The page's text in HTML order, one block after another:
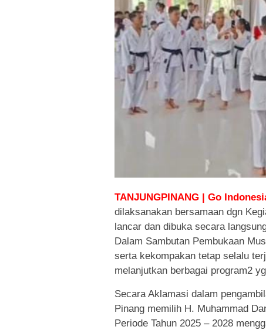
TANJUNGPINANG | Go
dilaksanakan bersamaan dgn
lancar dan dibuka secara
Dalam Sambutan Pembukaan
serta kekompakan tetap selalu
melanjutkan berbagai program2
Secara Aklamasi dalam
Pinang memilih H. Muhammad
Periode Tahun 2025 – 2028